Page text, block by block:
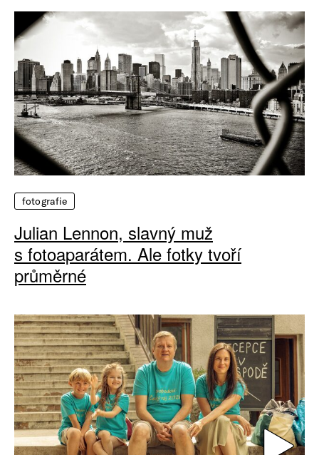
fotografie
Julian Lennon, slavný muž
s fotoaparátem. Ale fotky tvoří
průměrné